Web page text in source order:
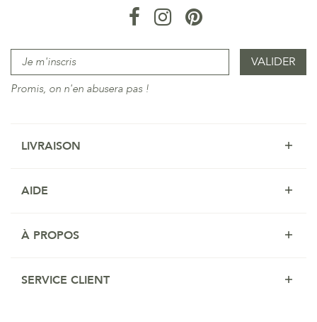
Promis, on n'en abusera pas !
LIVRAISON
AIDE
À PROPOS
SERVICE CLIENT